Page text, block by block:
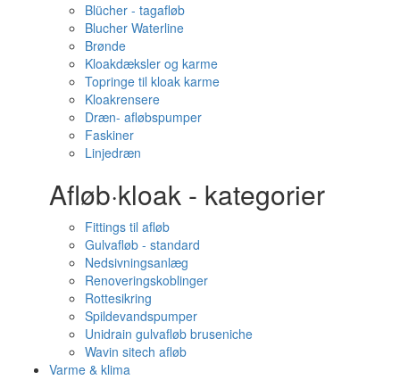
Blücher - tagafløb
Blucher Waterline
Brønde
Kloakdæksler og karme
Topringe til kloak karme
Kloakrensere
Dræn- afløbspumper
Faskiner
Linjedræn
Afløb·kloak - kategorier
Fittings til afløb
Gulvafløb - standard
Nedsivningsanlæg
Renoveringskoblinger
Rottesikring
Spildevandspumper
Unidrain gulvafløb bruseniche
Wavin sitech afløb
Varme & klima